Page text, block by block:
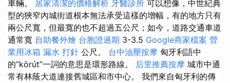
車輛。 居家清潔的價格解析 牙醫診所 可以想像，中世紀典
型的狹窄內城街道根本無法承受這樣的增幅，有的地方只有
兩公尺寬，但最寬的也不超過五公尺；如今，道路交通車道
通常寬 自助餐外燴 台胞證過期 3-3.5 Google商家檔案 營
業用冰箱 漏水 打針 公尺。 台中油壓按摩 匈牙利語中
的“körút”一詞的意思是環形路線。 后里推薦按摩 城市中通
常有林蔭大道連接舊城區和市中心。 我們來自匈牙利的傳